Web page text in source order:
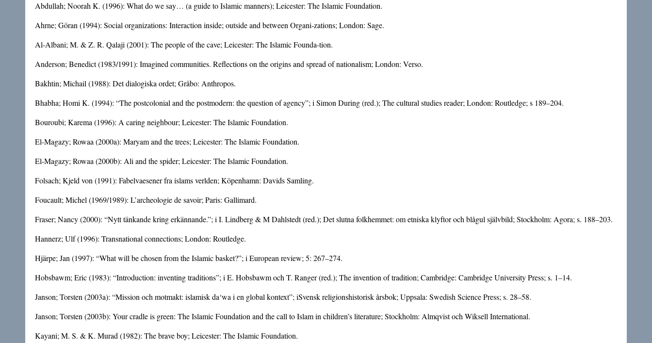
Abdullah; Noorah K. (1996): What do we say… (a guide to Islamic manners); Leicester: The Islamic Foundation.
Ahrne; Göran (1994): Social organizations: Interaction inside; outside and between Organi-zations; London: Sage.
Al-Albani; M. & Z. R. Qalaji (2001): The people of the cave; Leicester: The Islamic Founda-tion.
Anderson; Benedict (1983/1991): Imagined communities. Reflections on the origins and spread of nationalism; London: Verso.
Bakhtin; Michail (1988): Det dialogiska ordet; Gråbo: Anthropos.
Bhabha; Homi K. (1994): “The postcolonial and the postmodern: the question of agency”; i Simon During (red.); The cultural studies reader; London: Routledge; s 189–204.
Bouroubi; Karema (1996): A caring neighbour; Leicester: The Islamic Foundation.
El-Magazy; Rowaa (2000a): Maryam and the trees; Leicester: The Islamic Foundation.
El-Magazy; Rowaa (2000b): Ali and the spider; Leicester: The Islamic Foundation.
Folsach; Kjeld von (1991): Fabelvaesener fra islams verlden; Köpenhamn: Davids Samling.
Foucault; Michel (1969/1989): L’archeologie de savoir; Paris: Gallimard.
Fraser; Nancy (2000): “Nytt tänkande kring erkännande.”; i I. Lindberg & M Dahlstedt (red.); Det slutna folkhemmet: om etniska klyftor och blågul självbild; Stockholm: Agora; s. 188–203.
Hannerz; Ulf (1996): Transnational connections; London: Routledge.
Hjärpe; Jan (1997): “What will be chosen from the Islamic basket?”; i European review; 5: 267–274.
Hobsbawm; Eric (1983): “Introduction: inventing traditions”; i E. Hobsbawm och T. Ranger (red.); The invention of tradition; Cambridge: Cambridge University Press; s. 1–14.
Janson; Torsten (2003a): “Mission och motmakt: islamisk da‘wa i en global kontext”; iSvensk religionshistorisk årsbok; Uppsala: Swedish Science Press; s. 28–58.
Janson; Torsten (2003b): Your cradle is green: The Islamic Foundation and the call to Islam in children’s literature; Stockholm: Almqvist och Wiksell International.
Kayani; M. S. & K. Murad (1982): The brave boy; Leicester: The Islamic Foundation.